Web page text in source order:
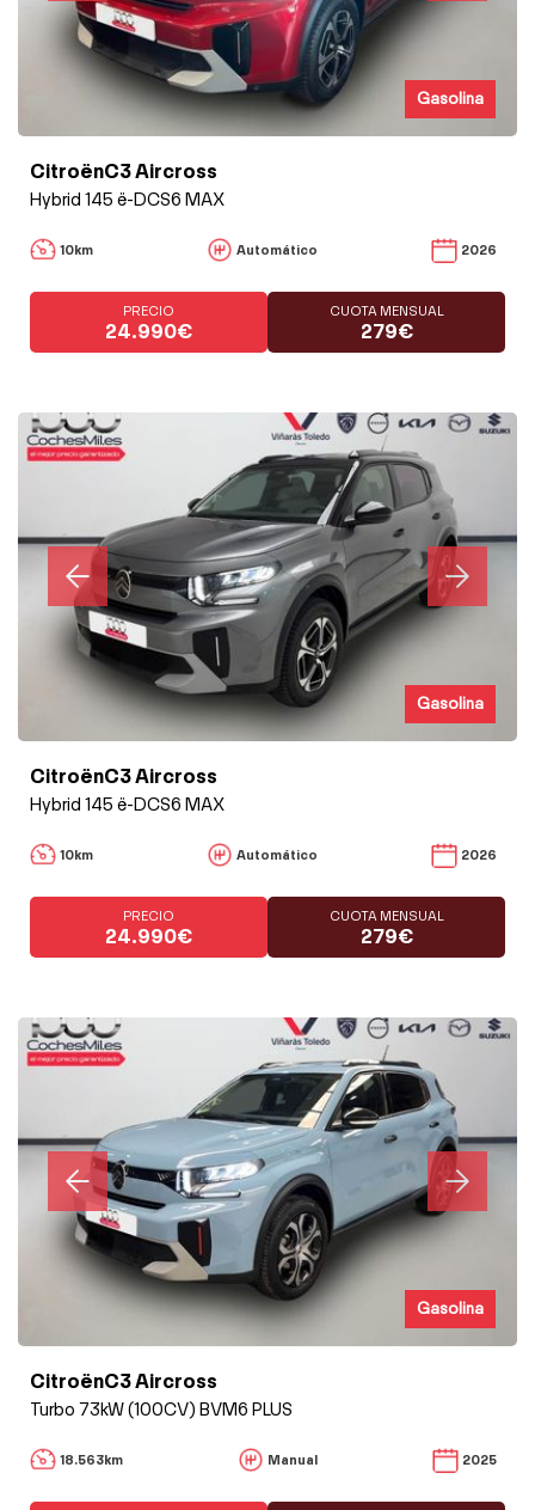
Gasolina
CitroënC3 Aircross
Hybrid 145 ë-DCS6 MAX
10km Automático 2026
PRECIO
24.990€
CUOTA MENSUAL
279€
Gasolina
CitroënC3 Aircross
Hybrid 145 ë-DCS6 MAX
10km Automático 2026
PRECIO
24.990€
CUOTA MENSUAL
279€
Gasolina
CitroënC3 Aircross
Turbo 73kW (100CV) BVM6 PLUS
18.563km Manual 2025